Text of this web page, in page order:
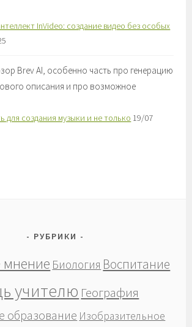
InVideo: создание видео без особых
Brev AI, особенно часть про генерацию
описания и про возможное
для создания музыки и не только 19/07
РУБРИКИ
мнение Биология Воспитание
учителю География
образование Изобразительное